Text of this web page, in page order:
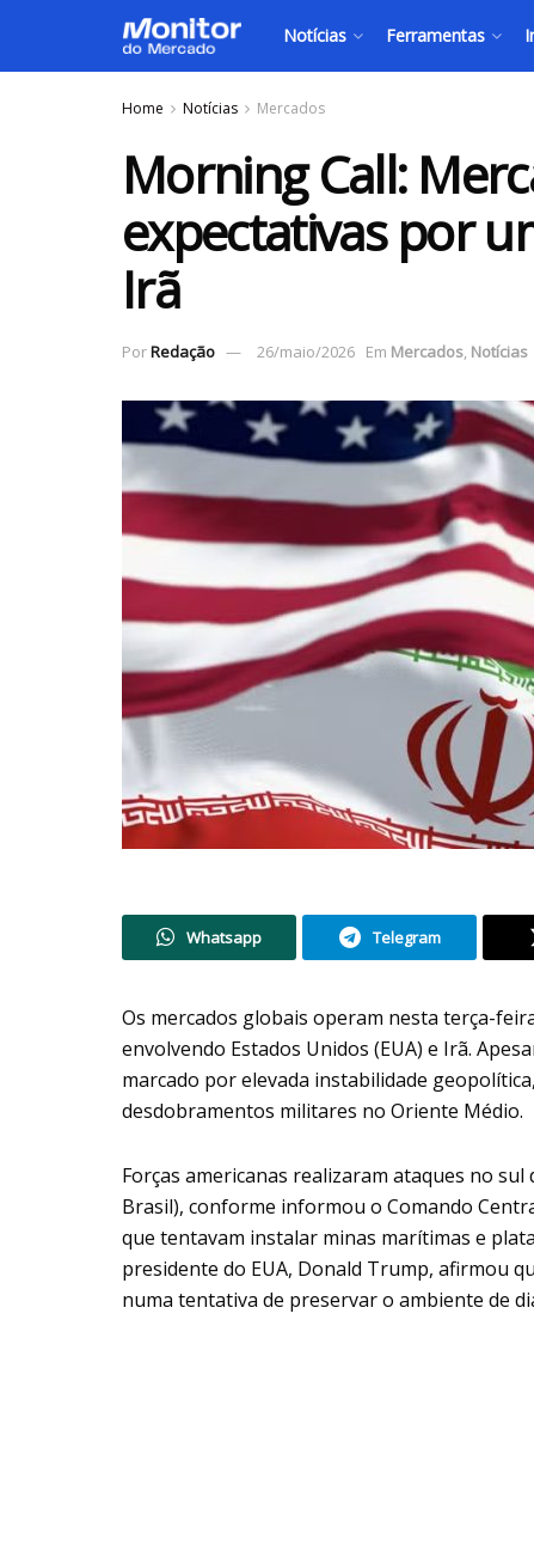
Notícias Ferramentas
Home Notícias Mercados
Morning Call:
expectativas por
Irã
PorRedação 26/maio/2026 Em Mercados, Notícias
Whatsapp Telegram
Os mercados globais operam nesta terça-
envolvendo Estados Unidos (EUA) e Irã.
marcado por elevada instabilidade
desdobramentos militares no Oriente Médio.
Forças americanas realizaram ataques no
Brasil), conforme informou o Comando
que tentavam instalar minas marítimas e
presidente do EUA, Donald Trump, afirmou
numa tentativa de preservar o ambiente de